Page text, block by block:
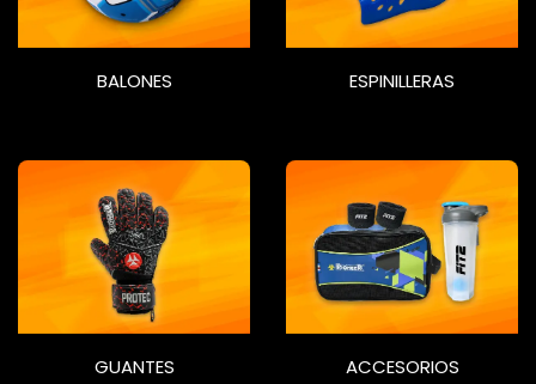
BALONES ESPINILLERAS
GUANTES ACCESORIOS